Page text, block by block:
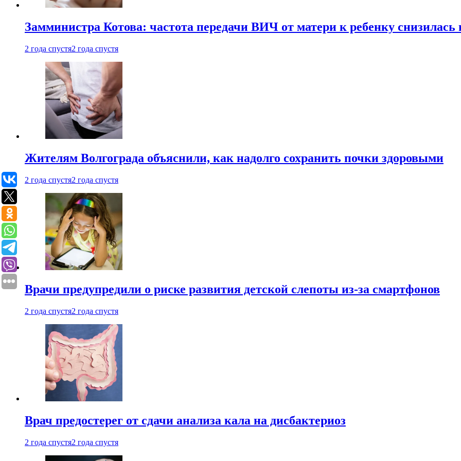
Замминистра Котова: частота передачи ВИЧ от матери к ребенку снизилась
2 года спустя2 года спустя
Жителям Волгограда объяснили, как надолго сохранить почки здоровыми
2 года спустя2 года спустя
Врачи предупредили о риске развития детской слепоты из-за смартфонов
2 года спустя2 года спустя
Врач предостерег от сдачи анализа кала на дисбактериоз
2 года спустя2 года спустя